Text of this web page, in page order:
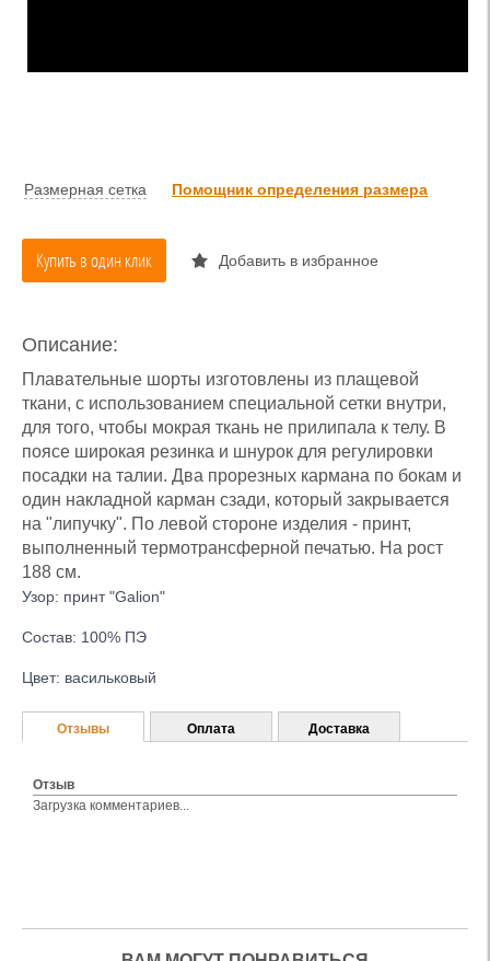
Размерная сетка Помощник определения размера
Купить в один клик Добавить в избранное
Описание:
Плавательные шорты изготовлены из плащевой
ткани, с использованием специальной сетки внутри,
для того, чтобы мокрая ткань не прилипала к телу. В
поясе широкая резинка и шнурок для регулировки
посадки на талии. Два прорезных кармана по бокам и
один накладной карман сзади, который закрывается
на "липучку". По левой стороне изделия - принт,
выполненный термотрансферной печатью. На рост
188 см.
Узор: принт "Galion"
Состав: 100% ПЭ
Цвет: васильковый
Отзывы
Отзыв
Загрузка комментариев...
Оплата Доставка